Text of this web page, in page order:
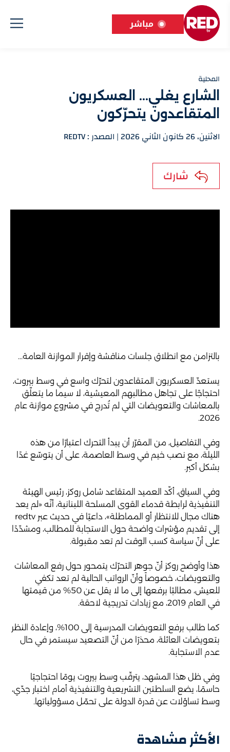
مباشر
المحلية
الشارع يغلي... العسكريون
المتقاعدون يتحرّكون
الاثنين، 26 كانون الثاني 2026 | المصدر : REDTV
شارك
الأكثر مشاهدة
بالتزامن مع انطلاق جلسات مناقشة وإقرار الموازنة العامة...
يستعدّ العسكريون المتقاعدون لتحرّك واسع في وسط بيروت،
احتجاجًا على تجاهل مطالبهم المعيشية، لا سيما ما يتعلّق
بالمعاشات والتعويضات التي لم تُدرج في مشروع موازنة عام
2026.
وفي التفاصيل، من المقرّر أن يبدأ التحرك اعتبارًا من هذه
الليلة، مع نصب خيم في وسط العاصمة، على أن يتوسّع غدًا
بشكل أكبر.
وفي السياق، أكّد العميد المتقاعد شامل روكز، رئيس الهيئة
التنفيذية لرابطة قدماء القوى المسلحة اللبنانية، أنّه «لم يعد
هناك مجال للانتظار أو المماطلة»، داعيًا في حديث عبر redtv
إلى تقديم مؤشرات واضحة حول الاستجابة للمطالب، ومشدّدًا
على أنّ سياسة كسب الوقت لم تعد مقبولة.
هذا وأوضح روكز أنّ جوهر التحرّك يتمحور حول رفع المعاشات
والتعويضات، خصوصاً وأنّ الرواتب الحالية لم تعد تكفي
للعيش، مطالبًا برفعها إلى ما لا يقل عن 50% من قيمتها
في العام 2019، مع زيادات تدريجية لاحقة.
كما طالب برفع التعويضات المدرسية إلى 100%، وإعادة النظر
بتعويضات العائلة، محذرًا من أنّ التصعيد سيستمر في حال
عدم الاستجابة.
وفي ظل هذا المشهد، يترقّب وسط بيروت يومًا احتجاجيًا
حاسمًا، يضع السلطتين التشريعية والتنفيذية أمام اختبار جدّي،
وسط تساؤلات عن قدرة الدولة على تحمّل مسؤولياتها.